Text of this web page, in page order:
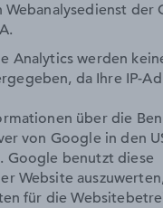
Webanalysedienst der
Analytics werden
da Ihre IP-
über die
von Google in den
Google benutzt diese
Website
für die